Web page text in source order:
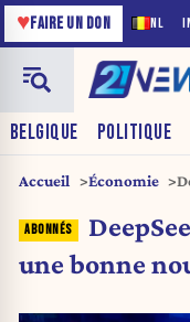
NL
♥FAIRE UN DON
BELGIQUE POLITIQUE
Accueil Économie
une bonne